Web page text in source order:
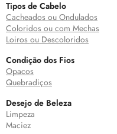
Tipos de Cabelo
Cacheados ou Ondulados
Coloridos ou com Mechas
Loiros ou Descoloridos
Condição dos Fios
Opacos
Quebradiços
Desejo de Beleza
Limpeza
Maciez